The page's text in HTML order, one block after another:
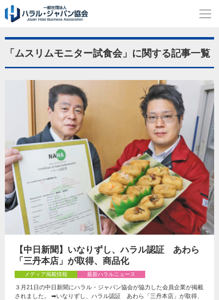
「ムスリムモニター試食会」に関する記事一覧
【中日新聞】いなりずし、ハラル認証 あわら
「三丹本店」が取得、商品化
メディア掲載情報 最新ハラルニュース
３月21日の中日新聞にハラル・ジャパン協会が協力した会員企業が掲載
されました。 ➡いなりずし、ハラル認証 あわら「三丹本店」が取得、